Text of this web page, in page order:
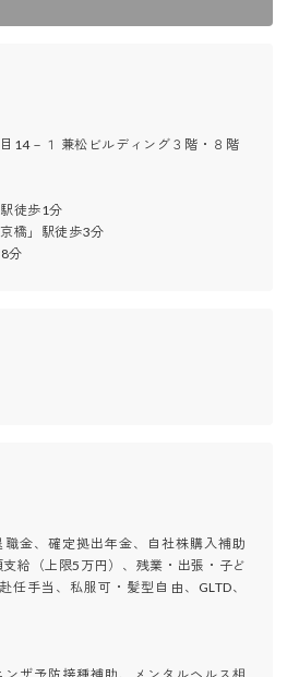
14－１ 兼松ビルディング３階・８階
徒歩1分
橋」駅徒歩3分
分
金、確定拠出年金、自社株購入補助
支給（上限5万円）、残業・出張・子ど
任手当、私服可・髪型自由、GLTD、